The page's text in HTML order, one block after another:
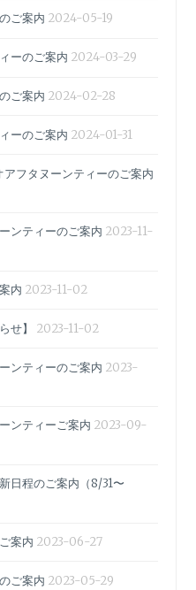
ご案内 2024-05-19
ーのご案内 2024-03-29
ご案内 2024-02-28
ーのご案内 2024-01-31
フタヌーンティーのご案内
ンティーのご案内 2023-11-
内 2023-11-02
せ】 2023-11-02
ンティーのご案内 2023-
ンティーご案内 2023-09-
日程のご案内（8/31〜
案内 2023-06-27
ご案内 2023-05-29